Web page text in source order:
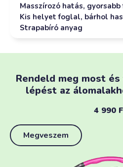
Masszírozó hatás, gyorsabb
Kis helyet foglal, bárhol
Strapabíró anyag
Rendeld meg most
lépést az
4 990
Megveszem